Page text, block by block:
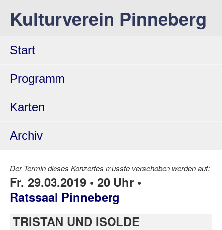
Kulturverein Pinneberg
Start
Programm
Karten
Archiv
Der Termin dieses Konzertes musste verschoben werden auf:
Fr. 29.03.2019 • 20 Uhr •
Ratssaal Pinneberg
TRISTAN UND ISOLDE